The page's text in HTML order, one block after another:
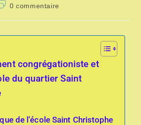
0 commentaire
congrégationiste et
du quartier Saint
de l’école Saint Christophe